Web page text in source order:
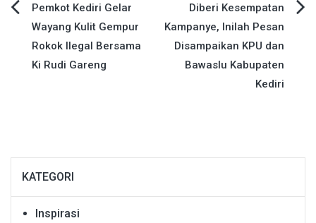
Navigasi
pos
Pemkot Kediri Gelar
Wayang Kulit Gempur
Rokok Ilegal Bersama
Ki Rudi Gareng
Diberi Kesempatan
Kampanye, Inilah Pesan
Disampaikan KPU dan
Bawaslu Kabupaten
Kediri
KATEGORI
Inspirasi